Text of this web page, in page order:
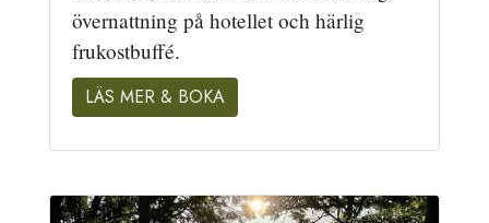
övernattning på hotellet och härlig
frukostbuffé.
LÄS MER & BOKA